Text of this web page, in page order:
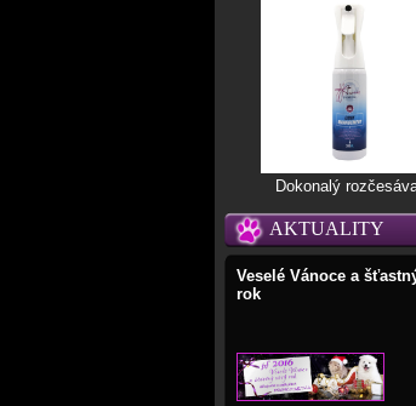
Dokonalý
AKTUALITY
Veselé Vánoce a
rok